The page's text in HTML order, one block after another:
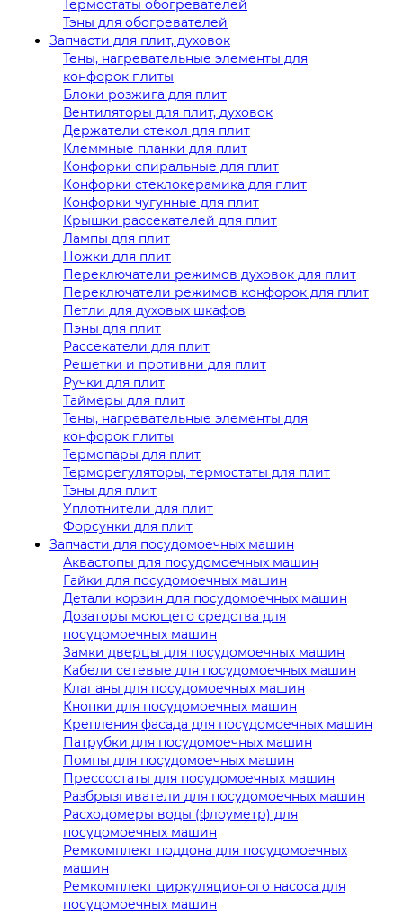
Термостаты обогревателей
Тэны для обогревателей
Запчасти для плит, духовок
Тены, нагревательные элементы для
конфорок плиты
Блоки розжига для плит
Вентиляторы для плит, духовок
Держатели стекол для плит
Клеммные планки для плит
Конфорки спиральные для плит
Конфорки стеклокерамика для плит
Конфорки чугунные для плит
Крышки рассекателей для плит
Лампы для плит
Ножки для плит
Переключатели режимов духовок для плит
Переключатели режимов конфорок для плит
Петли для духовых шкафов
Пэны для плит
Рассекатели для плит
Решетки и противни для плит
Ручки для плит
Таймеры для плит
Тены, нагревательные элементы для
конфорок плиты
Термопары для плит
Терморегуляторы, термостаты для плит
Тэны для плит
Уплотнители для плит
Форсунки для плит
Запчасти для посудомоечных машин
Аквастопы для посудомоечных машин
Гайки для посудомоечных машин
Детали корзин для посудомоечных машин
Дозаторы моющего средства для
посудомоечных машин
Замки дверцы для посудомоечных машин
Кабели сетевые для посудомоечных машин
Клапаны для посудомоечных машин
Кнопки для посудомоечных машин
Крепления фасада для посудомоечных машин
Патрубки для посудомоечных машин
Помпы для посудомоечных машин
Прессостаты для посудомоечных машин
Разбрызгиватели для посудомоечных машин
Расходомеры воды (флоуметр) для
посудомоечных машин
Ремкомплект поддона для посудомоечных
машин
Ремкомплект циркуляционого насоса для
посудомоечных машин